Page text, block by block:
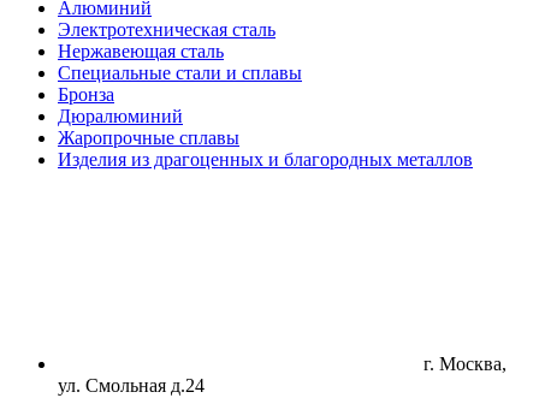
Алюминий
Электротехническая сталь
Нержавеющая сталь
Специальные стали и сплавы
Бронза
Дюралюминий
Жаропрочные сплавы
Изделия из драгоценных и благородных металлов
г. Москва,
ул. Смольная д.24